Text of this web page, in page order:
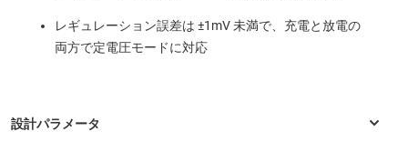
レギュレーション誤差は ±1mV 未満で、充電と放電の
両方で定電圧モードに対応